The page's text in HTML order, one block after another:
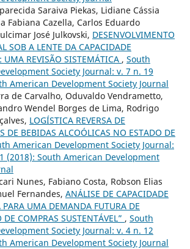
Saraiva Piekas, Lidiane Cássia
Fabiana Cazella, Carlos Eduardo
José Julkovski, DESENVOLVIMENTO
SOB A LENTE DA CAPACIDADE
UMA REVISÃO SISTEMÁTICA , South
Society Journal: v. 7 n. 19
American Development Society Journal
de Carvalho, Oduvaldo Vendrametto,
Wendel Borges de Lima, Rodrigo
LOGÍSTICA REVERSA DE
DE BEBIDAS ALCOÓLICAS NO ESTADO DE
American Development Society Journal:
(2018): South American Development
Nunes, Fabiano Costa, Robson Elias
Fernandes, ANÁLISE DE CAPACIDADE
PARA UMA DEMANDA FUTURA DE
DE COMPRAS SUSTENTÁVEL” , South
Society Journal: v. 4 n. 12
American Development Society Journal